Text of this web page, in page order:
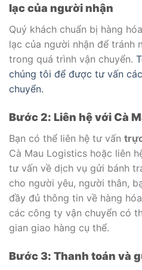
lạc của người nhận
Quý khách chuẩn bị hàng
lạc của người nhận để tránh
trong quá trình vận chuyển.
chúng tôi để được tư vấn
chuyển.
Bước 2: Liên hệ với Cà
Bạn có thể liên hệ tư vấn
Cà Mau Logistics hoặc liên
tư vấn về dịch vụ gửi bánh
cho người yêu, người thân,
đầy đủ thông tin về hàng
các công ty vận chuyển có
gian giao hàng cụ thể.
Bước 3: Thanh toán và